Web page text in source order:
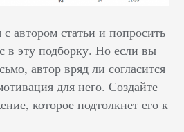
автором статьи и попросить
в эту подборку. Но если вы
автор вряд ли согласится
для него. Создайте
которое подтолкнет его к